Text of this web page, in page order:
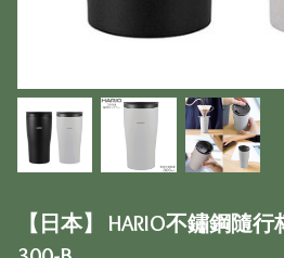
【日本】 HARIO不鏽鋼隨行